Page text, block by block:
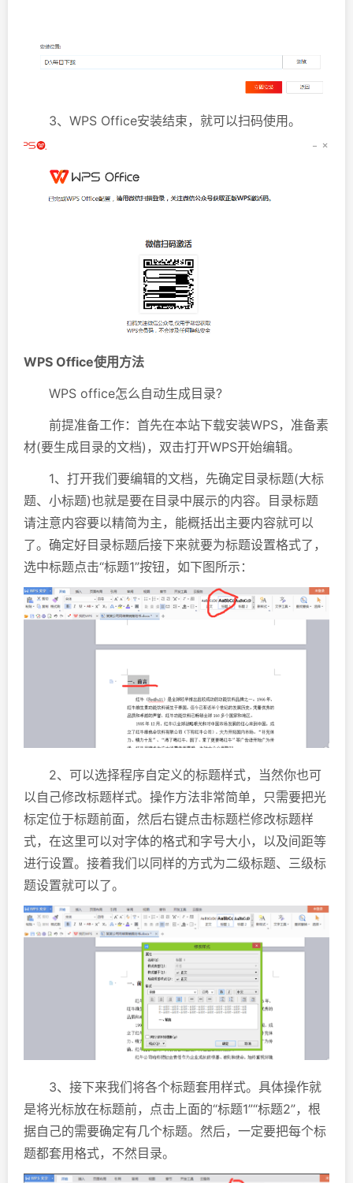
3、WPS Office安装结束，就可以扫码使用。
WPS Office使用方法
WPS office怎么自动生成目录?
前提准备工作：首先在本站下载安装WPS，准备素
材(要生成目录的文档)，双击打开WPS开始编辑。
1、打开我们要编辑的文档，先确定目录标题(大标
题、小标题)也就是要在目录中展示的内容。目录标题
请注意内容要以精简为主，能概括出主要内容就可以
了。确定好目录标题后接下来就要为标题设置格式了，
选中标题点击“标题1”按钮，如下图所示：
2、可以选择程序自定义的标题样式，当然你也可
以自己修改标题样式。操作方法非常简单，只需要把光
标定位于标题前面，然后右键点击标题栏修改标题样
式，在这里可以对字体的格式和字号大小，以及间距等
进行设置。接着我们以同样的方式为二级标题、三级标
题设置就可以了。
3、接下来我们将各个标题套用样式。具体操作就
是将光标放在标题前，点击上面的“标题1”“标题2”，根
据自己的需要确定有几个标题。然后，一定要把每个标
题都套用格式，不然目录。